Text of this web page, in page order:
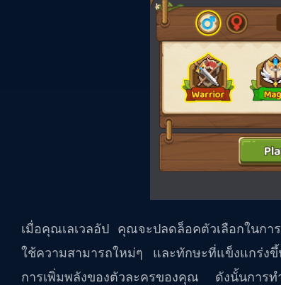
เมื่อคุณเลเวลอัป คุณจะปลดล็อคตัวเลือกในก
ใช้ความสามารถใหม่ๆ และทักษะที่แข็งแกร่ง
การเพิ่มพลังของตัวละครของคุณ ดังนั้นการท